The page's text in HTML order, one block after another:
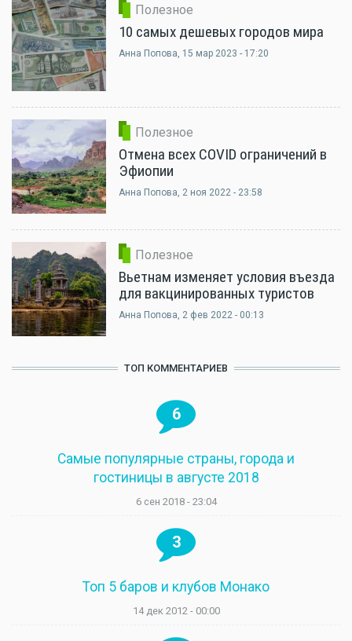
Полезное
10 самых дешевых городов мира
Анна Попова, 15 мар 2023 - 17:20
Полезное
Отмена всех COVID ограничений в
Эфиопии
Анна Попова, 2 ноя 2022 - 23:58
Полезное
Вьетнам изменяет условия въезда
для вакцинированных туристов
Анна Попова, 2 фев 2022 - 00:13
ТОП КОММЕНТАРИЕВ
6
Самые популярные страны, города и
гостиницы в августе 2018
6 сен 2018 - 23:04
3
Топ 5 баров и клубов Монако
14 дек 2012 - 00:00